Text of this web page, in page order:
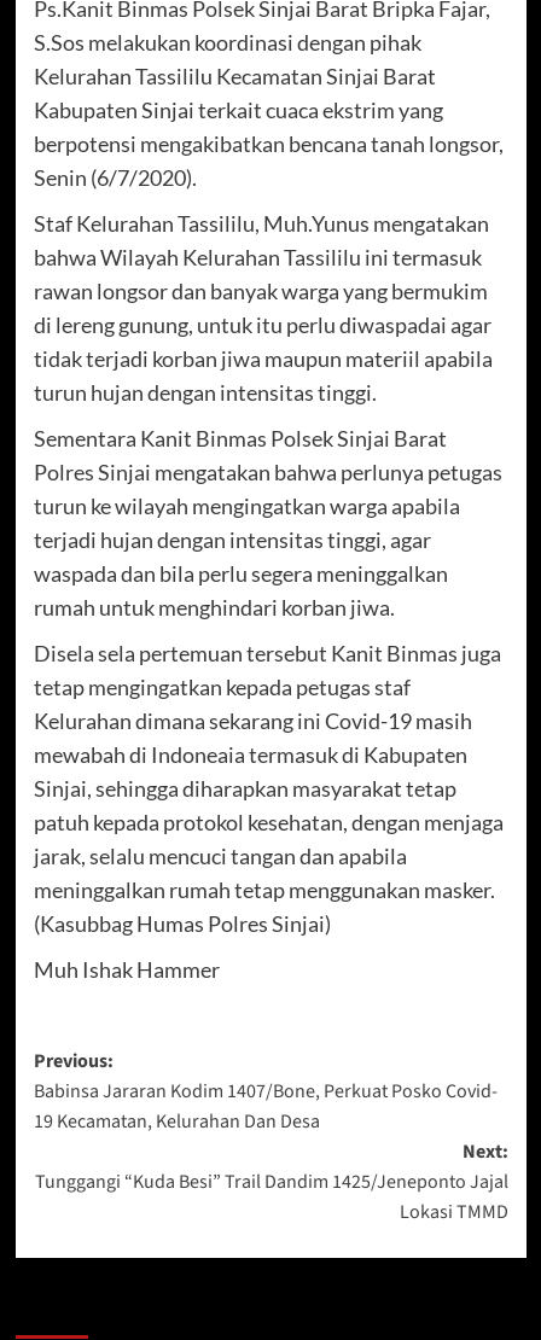
Ps.Kanit Binmas Polsek Sinjai Barat Bripka Fajar,
S.Sos melakukan koordinasi dengan pihak
Kelurahan Tassililu Kecamatan Sinjai Barat
Kabupaten Sinjai terkait cuaca ekstrim yang
berpotensi mengakibatkan bencana tanah longsor,
Senin (6/7/2020).
Staf Kelurahan Tassililu, Muh.Yunus mengatakan
bahwa Wilayah Kelurahan Tassililu ini termasuk
rawan longsor dan banyak warga yang bermukim
di lereng gunung, untuk itu perlu diwaspadai agar
tidak terjadi korban jiwa maupun materiil apabila
turun hujan dengan intensitas tinggi.
Sementara Kanit Binmas Polsek Sinjai Barat
Polres Sinjai mengatakan bahwa perlunya petugas
turun ke wilayah mengingatkan warga apabila
terjadi hujan dengan intensitas tinggi, agar
waspada dan bila perlu segera meninggalkan
rumah untuk menghindari korban jiwa.
Disela sela pertemuan tersebut Kanit Binmas juga
tetap mengingatkan kepada petugas staf
Kelurahan dimana sekarang ini Covid-19 masih
mewabah di Indoneaia termasuk di Kabupaten
Sinjai, sehingga diharapkan masyarakat tetap
patuh kepada protokol kesehatan, dengan menjaga
jarak, selalu mencuci tangan dan apabila
meninggalkan rumah tetap menggunakan masker.
(Kasubbag Humas Polres Sinjai)
Muh Ishak Hammer
Post
navigation
Previous:
Babinsa Jararan Kodim 1407/Bone, Perkuat Posko Covid-
19 Kecamatan, Kelurahan Dan Desa
Next:
Tunggangi “Kuda Besi” Trail Dandim 1425/Jeneponto Jajal
Lokasi TMMD